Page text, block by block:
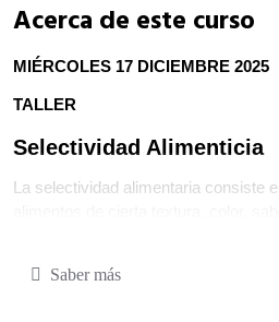
Acerca de este curso
MIÉRCOLES 17 DICIEMBRE 2025
TALLER
Selectividad Alimenticia
La selectividad alimentaria consiste
vómitos, escupir la comida o girar la
Saber más